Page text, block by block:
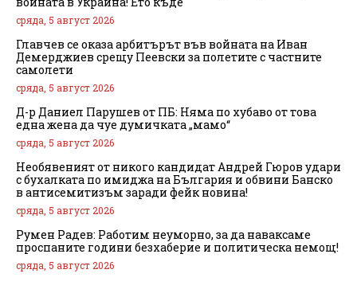
сряда, 5 август 2026
Главчев се оказа арбитърът във войната на Иван
Демерджиев срещу Пеевски за полетите с частните
самолети
сряда, 5 август 2026
Д-р Даниел Парушев от ПБ: Няма по хубаво от това
една жена да чуе думичката „мамо“
сряда, 5 август 2026
Необявеният от никого кандидат Андрей Гюров удари
с бухалката по имиджа на България и обвини Банско
в антисемитизъм заради фейк новина!
сряда, 5 август 2026
Румен Радев: Работим неуморно, за да наваксаме
проспаните години безхаберие и политическа немощ!
сряда, 5 август 2026